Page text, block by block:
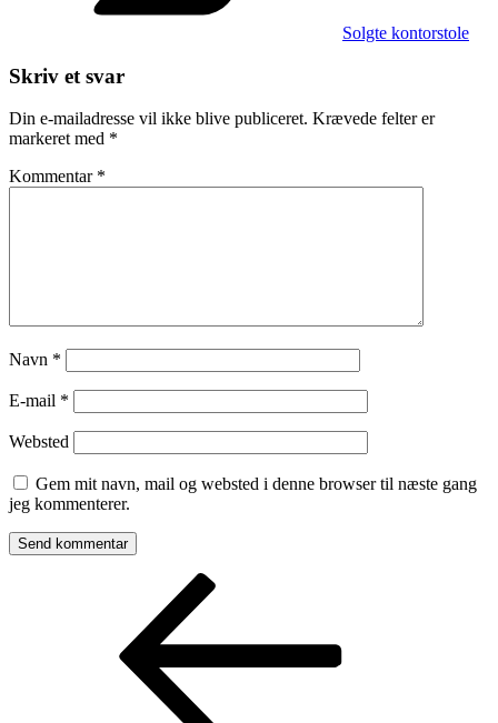
Solgte kontorstole
Skriv et svar
Din e-mailadresse vil ikke blive publiceret. Krævede felter er
markeret med *
Kommentar *
Navn *
E-mail *
Websted
Gem mit navn, mail og websted i denne browser til næste gang
jeg kommenterer.
Indlægsnavigation